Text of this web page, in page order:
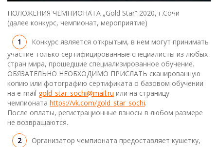
ПОЛОЖЕНИЯ ЧЕМПИОНАТА „Gold Star” 2020, г.Сочи
(далее конкурс, чемпионат, мероприятие)
Конкурс является открытым, в нем могут принимать
участие только сертифицированные специалисты из любых
стран мира, прошедшие специализированное обучение.
ОБЯЗАТЕЛЬНО НЕОБХОДИМО ПРИСЛАТЬ сканированную
копию или фотографию сертификата о базовом обучении
на e-mail gold_star_sochi@mail.ru или на страницу
чемпионата https://vk.com/gold_star_sochi.
После оплаты, регистрационные взносы в любом размере
не возвращаются.
Организатор чемпионата предоставляет кушетку,